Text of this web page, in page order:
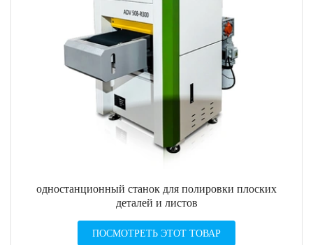
одностанционный станок для полировки плоских
деталей и листов
ПОСМОТРЕТЬ ЭТОТ ТОВАР